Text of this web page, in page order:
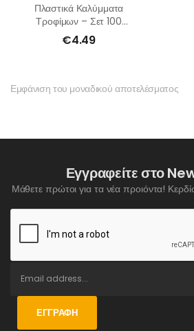
Πλαστικά Καλύμματα
Τροφίμων – Σετ 100
Τμχ
€4.49
Εμφάνιση του μοναδικού αποτελέσματος
Εγγραφείτε στο
Μάθετε πρώτοι για τα νέα προιόντα!
ΕΓΓΡΑΦΉ